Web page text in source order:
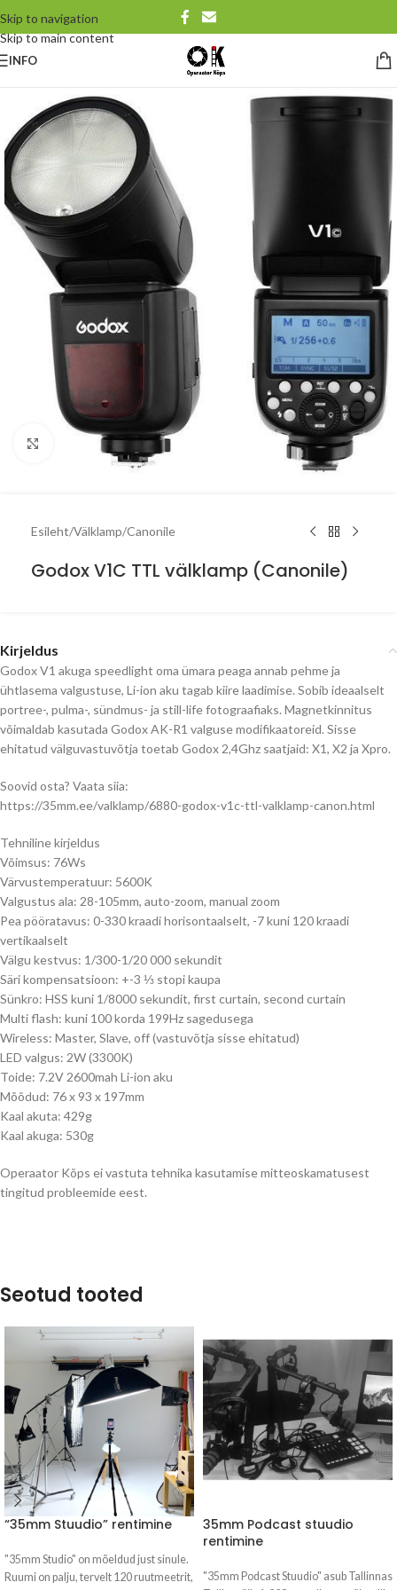
Skip to navigation
Skip to main content
INFO
Click to enlarge
Esileht/Välklamp/Canonile
Godox V1C TTL välklamp (Canonile)
Kirjeldus
Godox V1 akuga speedlight oma ümara peaga annab pehme ja
ühtlasema valgustuse, Li-ion aku tagab kiire laadimise. Sobib ideaalselt
portree-, pulma-, sündmus- ja still-life fotograafiaks. Magnetkinnitus
võimaldab kasutada Godox AK-R1 valguse modifikaatoreid. Sisse
ehitatud välguvastuvõtja toetab Godox 2,4Ghz saatjaid: X1, X2 ja Xpro.
Soovid osta? Vaata siia:
https://35mm.ee/valklamp/6880-godox-v1c-ttl-valklamp-canon.html
Tehniline kirjeldus
Võimsus: 76Ws
Värvustemperatuur: 5600K
Valgustus ala: 28-105mm, auto-zoom, manual zoom
Pea pööratavus: 0-330 kraadi horisontaalselt, -7 kuni 120 kraadi
vertikaalselt
Välgu kestvus: 1/300-1/20 000 sekundit
Säri kompensatsioon: +-3 ⅓ stopi kaupa
Sünkro: HSS kuni 1/8000 sekundit, first curtain, second curtain
Multi flash: kuni 100 korda 199Hz sagedusega
Wireless: Master, Slave, off (vastuvõtja sisse ehitatud)
LED valgus: 2W (3300K)
Toide: 7.2V 2600mah Li-ion aku
Mõõdud: 76 x 93 x 197mm
Kaal akuta: 429g
Kaal akuga: 530g
Operaator Kõps ei vastuta tehnika kasutamise mitteoskamatusest
tingitud probleemide eest.
Seotud tooted
“35mm Stuudio” rentimine
"35mm Studio" on mõeldud just sinule.
Ruumi on palju, tervelt 120 ruutmeetrit,
35mm Podcast stuudio
rentimine
"35mm Podcast Stuudio" asub Tallinnas